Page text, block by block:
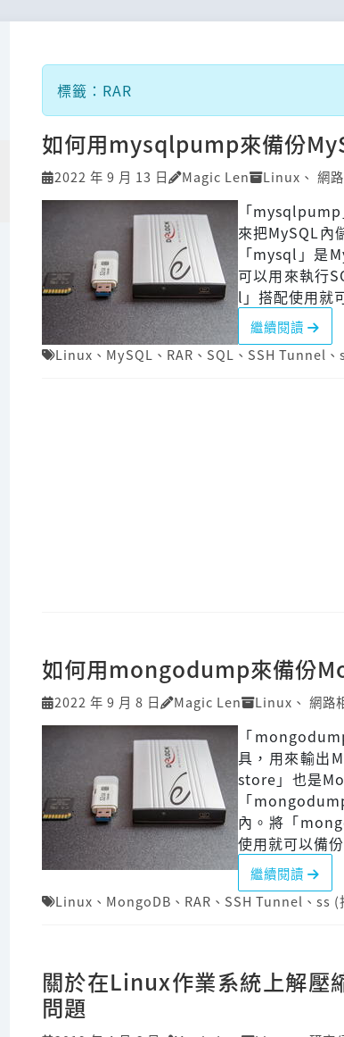
標籤：RAR
如何用mysqlpump來備份
2022 年 9 月 13 日 Magic Len Linux 、 網
「
來把MySQL內
「mysql」是
可以用來執行
l」搭配使用就
繼續閱讀
Linux 、 MySQL 、 RAR 、 SQL 、 SSH Tunnel 、
如何用mongodump來備份
2022 年 9 月 8 日 Magic Len Linux 、 網路
「
具，用來輸出
store」也是
「
內。將「
使用就可以備
繼續閱讀
Linux 、 MongoDB 、 RAR 、 SSH Tunnel 、 ss (
關於在Linux作業系統上解壓
問題